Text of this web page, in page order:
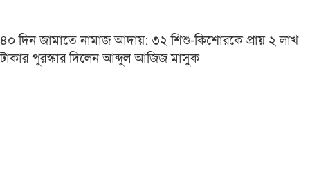
৪০ দিন জামাতে নামাজ আদায়: ৩২ শিশু-কিশোরকে প্রায় ২ লাখ
টাকার পুরস্কার দিলেন আব্দুল আজিজ মাসুক